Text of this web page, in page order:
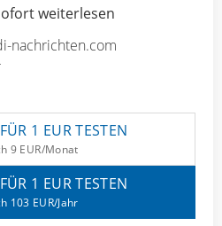
weiterlesen
nachrichten.com
1 EUR TESTEN
9 EUR/Monat
1 EUR TESTEN
103 EUR/Jahr